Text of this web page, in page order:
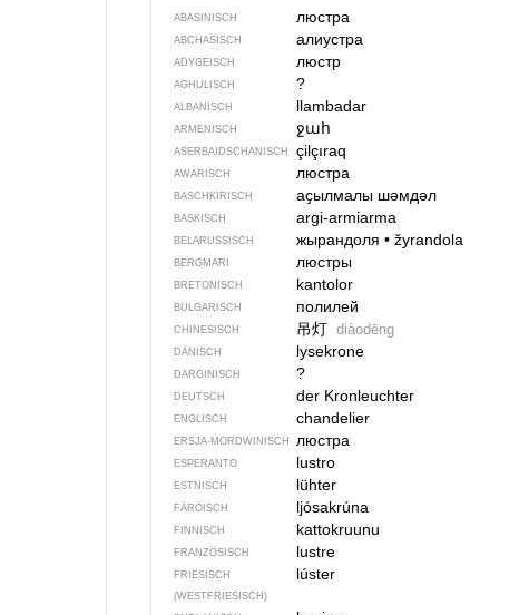
ABASINISCH люстра
ABCHASISCH алиустра
ADYGEISCH люстр
AGHULISCH ?
ALBANISCH llambadar
ARMENISCH ջահ
ASERBAIDSCHANISCH çilçıraq
AWARISCH люстра
BASCHKIRISCH аҫылмалы шәмдәл
BASKISCH argi-armiarma
BELARUSSISCH жырандоля • žyrandola
BERGMARI люстры
BRETONISCH kantolor
BULGARISCH полилей
CHINESISCH 吊灯 diàodēng
DÄNISCH lysekrone
DARGINISCH ?
DEUTSCH der Kronleuchter
ENGLISCH chandelier
ERSJA-MORDWINISCH люстра
ESPERANTO lustro
ESTNISCH lühter
FÄRÖISCH ljósakrúna
FINNISCH kattokruunu
FRANZÖSISCH lustre
FRIESISCH
(WESTFRIESISCH)
lúster